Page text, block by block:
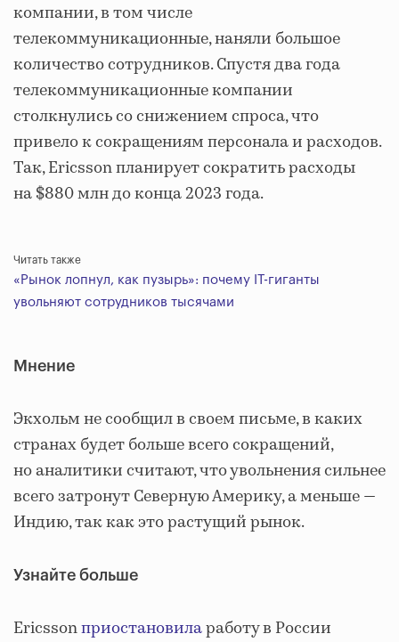
компании, в том числе
телекоммуникационные, наняли большое
количество сотрудников. Спустя два года
телекоммуникационные компании
столкнулись со снижением спроса, что
привело к сокращениям персонала и расходов.
Так, Ericsson планирует сократить расходы
на $880 млн до конца 2023 года.
Читать также
«Рынок лопнул, как пузырь»: почему IT-гиганты
увольняют сотрудников тысячами
Мнение
Экхольм не сообщил в своем письме, в каких
странах будет больше всего сокращений,
но аналитики считают, что увольнения сильнее
всего затронут Северную Америку, а меньше —
Индию, так как это растущий рынок.
Узнайте больше
Ericssonприостановилаработу в России